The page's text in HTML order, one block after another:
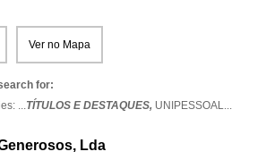
Ver no Mapa
for:
...TÍTULOS E DESTAQUES, UNIPESSOAL...
Lda